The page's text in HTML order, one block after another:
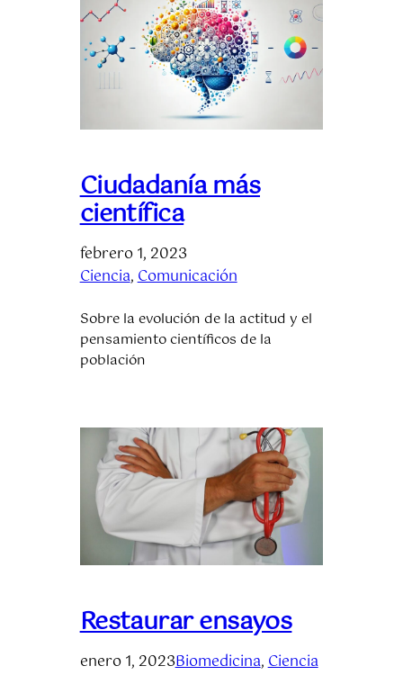
Ciudadanía más
científica
febrero 1, 2023
Ciencia, Comunicación
Sobre la evolución de la actitud y el
pensamiento científicos de la
población
Restaurar ensayos
enero 1, 2023Biomedicina, Ciencia